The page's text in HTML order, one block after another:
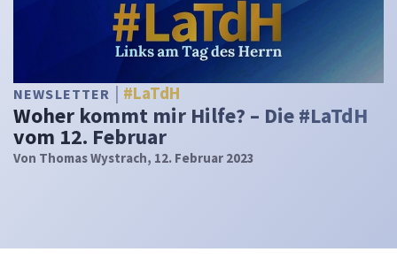
NEWSLETTER #LaTdH
Woher kommt mir Hilfe? – Die #LaTdH
vom 12. Februar
Von Thomas Wystrach, 12. Februar 2023